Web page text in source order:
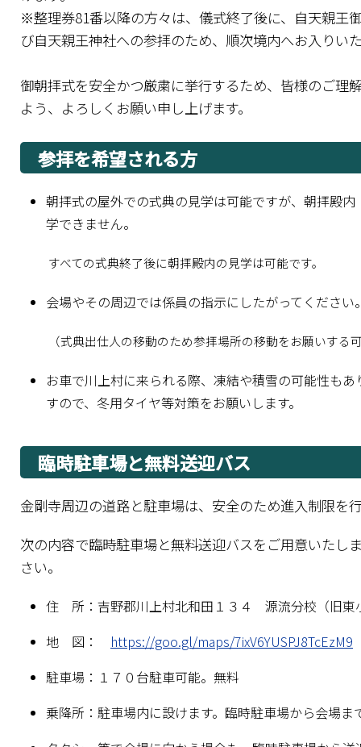
※整理券81番以降の方々は、儀式終了後に、自天親王
び自天親王神社への参拝のため、順次境内へお入りい
御朝拝式を安全かつ厳粛に挙行するため、皆様のご理
よう、よろしくお願い申し上げます。
参拝を希望される方
朝拝式の屋外での式典の見学は可能ですが、朝拝殿
学できません。
すべての式典終了後に朝拝殿内の見学は可能です。
会場やその周辺では係員の指示にしたがってください
（式典出仕人の移動のため参拝場所の移動をお願いする
お車で川上村に来られる際、凍結や積雪の可能性も
すので、冬用タイヤ等対策をお願いします。
臨時駐車場と無料送迎バス
金剛寺周辺の道路と駐車場は、安全のため進入制限を
次の内容で臨時駐車場と無料送迎バスをご用意いたし
さい。
住 所：吉野郡川上村北和田１３４ 源流分校（旧
地 図： https://goo.gl/maps/7ixV6YUSPJ8TcEzM9
駐車場：１７０台駐車可能。無料
乗降所：駐車場内に設けます。臨時駐車場から会場ま